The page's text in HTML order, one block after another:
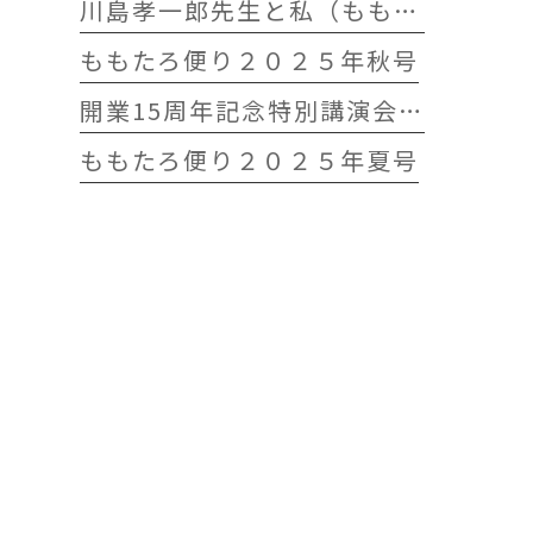
川島孝一郎先生と私（ももたろう往診クリニック開院15周年記念特別講演会）
ももたろ便り２０２５年秋号
開業15周年記念特別講演会 開催します
ももたろ便り２０２５年夏号